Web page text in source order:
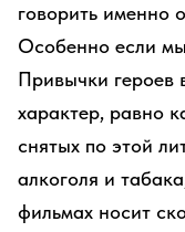
говорить именно
Особенно если
Привычки героев
характер, равно
снятых по этой
алкоголя и
фильмах носит